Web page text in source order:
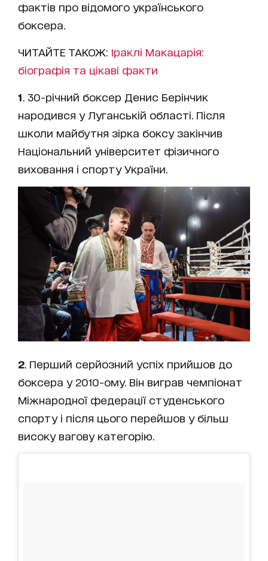
фактів про відомого українського
боксера.
ЧИТАЙТЕ ТАКОЖ: Іраклі Макацарія:
біографія та цікаві факти
1 . 30-річний боксер Денис Берінчик
народився у Луганській області. Після
школи майбутня зірка боксу закінчив
Національний університет фізичного
виховання і спорту України.
2 . Перший серйозний успіх прийшов до
боксера у 2010-ому. Він виграв чемпіонат
Міжнародної федерації студенського
спорту і після цього перейшов у більш
високу вагову категорію.